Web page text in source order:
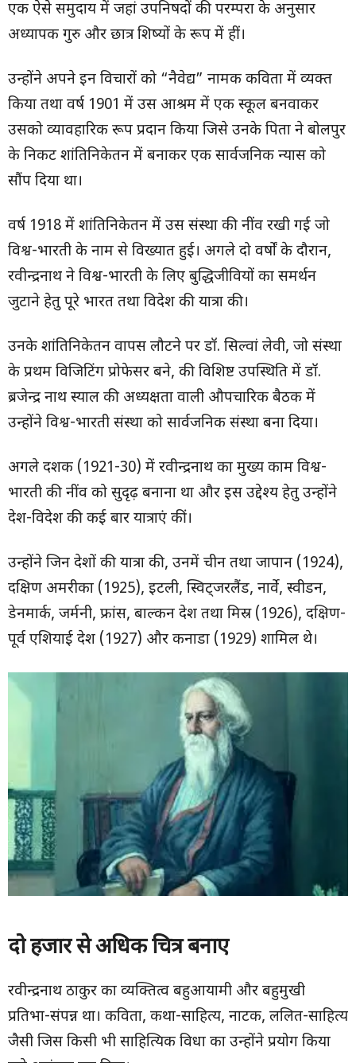
एक ऐसे समुदाय में जहां उपनिषदों की परम्परा के अनुसार
अध्यापक गुरु और छात्र शिष्यों के रूप में हीं।
उन्होंने अपने इन विचारों को “नैवेद्य” नामक कविता में व्यक्त
किया तथा वर्ष 1901 में उस आश्रम में एक स्कूल बनवाकर
उसको व्यावहारिक रूप प्रदान किया जिसे उनके पिता ने बोलपुर
के निकट शांतिनिकेतन में बनाकर एक सार्वजनिक न्यास को
सौंप दिया था।
वर्ष 1918 में शांतिनिकेतन में उस संस्था की नींव रखी गई जो
विश्व-भारती के नाम से विख्यात हुई। अगले दो वर्षों के दौरान,
रवीन्द्रनाथ ने विश्व-भारती के लिए बुद्धिजीवियों का समर्थन
जुटाने हेतु पूरे भारत तथा विदेश की यात्रा की।
उनके शांतिनिकेतन वापस लौटने पर डॉ. सिल्वां लेवी, जो संस्था
के प्रथम विजिटिंग प्रोफेसर बने, की विशिष्ट उपस्थिति में डॉ.
ब्रजेन्द्र नाथ स्याल की अध्यक्षता वाली औपचारिक बैठक में
उन्होंने विश्व-भारती संस्था को सार्वजनिक संस्था बना दिया।
अगले दशक (1921-30) में रवीन्द्रनाथ का मुख्य काम विश्व-
भारती की नींव को सुदृढ़ बनाना था और इस उद्देश्य हेतु उन्होंने
देश-विदेश की कई बार यात्राएं कीं।
उन्होंने जिन देशों की यात्रा की, उनमें चीन तथा जापान (1924),
दक्षिण अमरीका (1925), इटली, स्विट्जरलैंड, नार्वे, स्वीडन,
डेनमार्क, जर्मनी, फ्रांस, बाल्कन देश तथा मिस्र (1926), दक्षिण-
पूर्व एशियाई देश (1927) और कनाडा (1929) शामिल थे।
दो हजार से अधिक चित्र बनाए
रवीन्द्रनाथ ठाकुर का व्यक्तित्व बहुआयामी और बहुमुखी
प्रतिभा-संपन्न था। कविता, कथा-साहित्य, नाटक, ललित-साहित्य
जैसी जिस किसी भी साहित्यिक विधा का उन्होंने प्रयोग किया